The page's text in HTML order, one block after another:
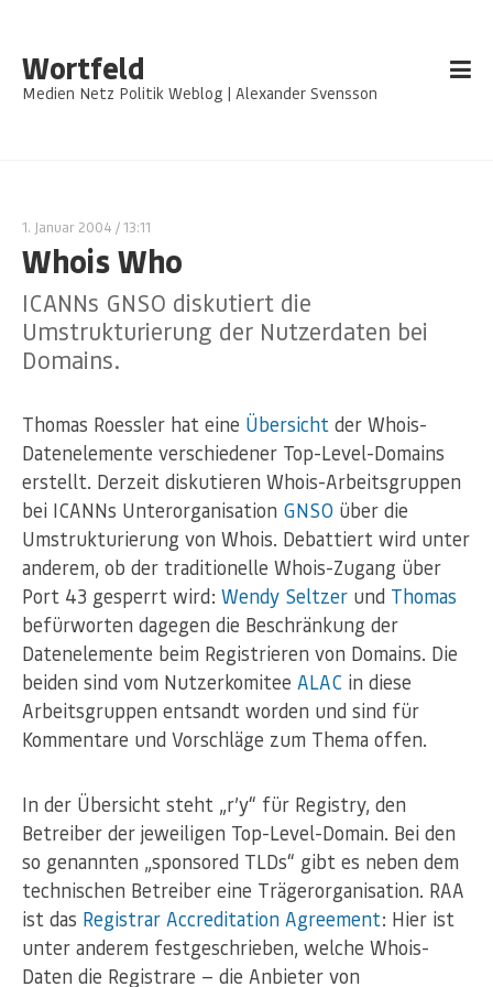
Wortfeld
Medien Netz Politik Weblog | Alexander Svensson
1. Januar 2004 / 13:11
Whois Who
ICANNs GNSO diskutiert die
Umstrukturierung der Nutzerdaten bei
Domains.
Thomas Roessler hat eine Übersicht der Whois-
Datenelemente verschiedener Top-Level-Domains
erstellt. Derzeit diskutieren Whois-Arbeitsgruppen
bei ICANNs Unterorganisation GNSO über die
Umstrukturierung von Whois. Debattiert wird unter
anderem, ob der traditionelle Whois-Zugang über
Port 43 gesperrt wird: Wendy Seltzer und Thomas
befürworten dagegen die Beschränkung der
Datenelemente beim Registrieren von Domains. Die
beiden sind vom Nutzerkomitee ALAC in diese
Arbeitsgruppen entsandt worden und sind für
Kommentare und Vorschläge zum Thema offen.
In der Übersicht steht „r’y“ für Registry, den
Betreiber der jeweiligen Top-Level-Domain. Bei den
so genannten „sponsored TLDs“ gibt es neben dem
technischen Betreiber eine Trägerorganisation. RAA
ist das Registrar Accreditation Agreement: Hier ist
unter anderem festgeschrieben, welche Whois-
Daten die Registrare — die Anbieter von